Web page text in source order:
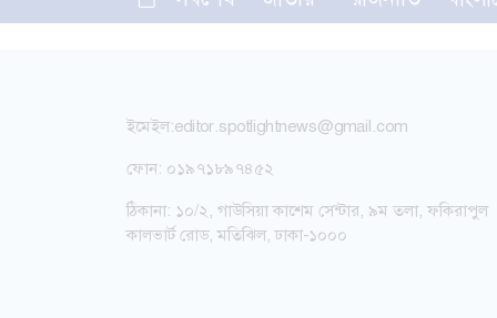
ইমেইল:editor.spotlightnews@gmail.com
ফোন: ০১৯৭১৮৯৭৪৫২
ঠিকানা: ১০/২, গাউসিয়া কাশেম সেন্টার, ৯ম তলা, ফকিরাপুল
কালভার্ট রোড, মতিঝিল, ঢাকা-১০০০